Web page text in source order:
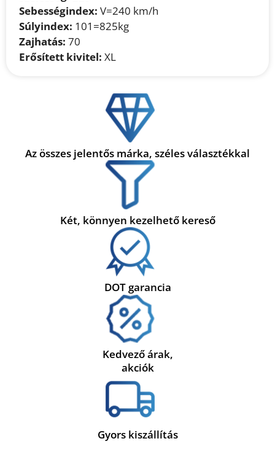
Sebességindex: V=240 km/h
Súlyindex: 101=825kg
Zajhatás: 70
Erősített kivitel: XL
Az összes jelentős márka, széles választékkal
Két, könnyen kezelhető kereső
DOT garancia
Kedvező árak,
akciók
Gyors kiszállítás